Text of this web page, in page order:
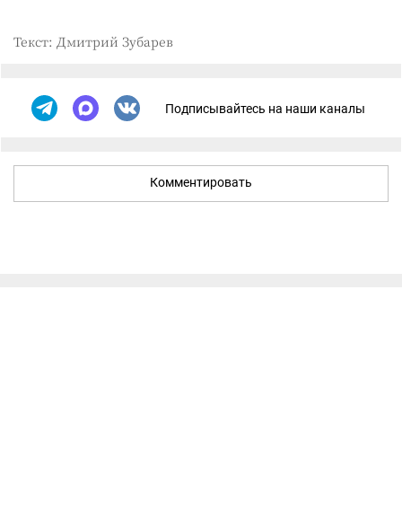
Текст: Дмитрий Зубарев
Подписывайтесь на наши каналы
Комментировать